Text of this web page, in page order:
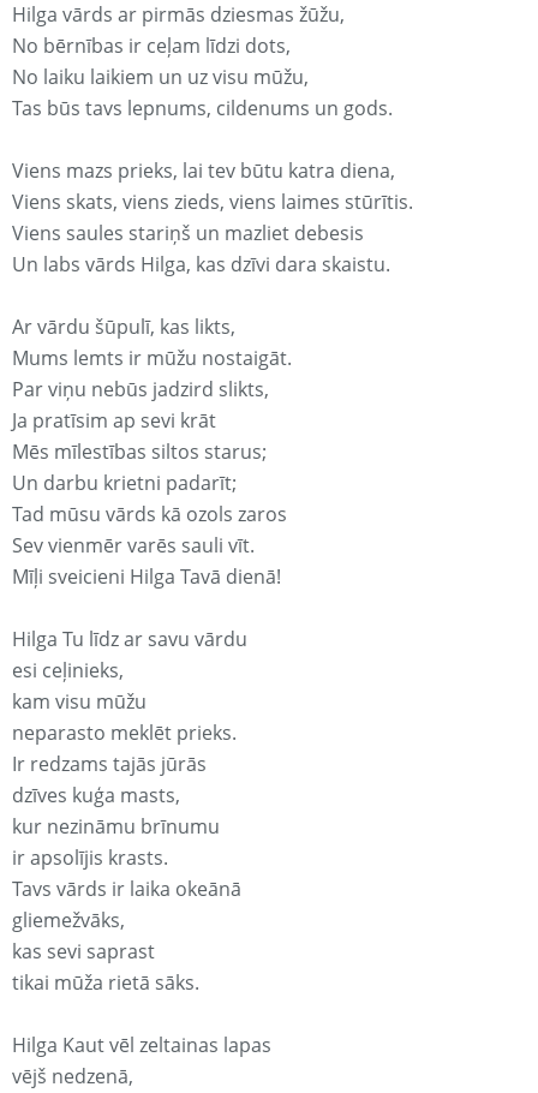
Hilga vārds ar pirmās dziesmas žūžu,
No bērnības ir ceļam līdzi dots,
No laiku laikiem un uz visu mūžu,
Tas būs tavs lepnums, cildenums un gods.
Viens mazs prieks, lai tev būtu katra diena,
Viens skats, viens zieds, viens laimes stūrītis.
Viens saules stariņš un mazliet debesis
Un labs vārds Hilga, kas dzīvi dara skaistu.
Ar vārdu šūpulī, kas likts,
Mums lemts ir mūžu nostaigāt.
Par viņu nebūs jadzird slikts,
Ja pratīsim ap sevi krāt
Mēs mīlestības siltos starus;
Un darbu krietni padarīt;
Tad mūsu vārds kā ozols zaros
Sev vienmēr varēs sauli vīt.
Mīļi sveicieni Hilga Tavā dienā!
Hilga Tu līdz ar savu vārdu
esi ceļinieks,
kam visu mūžu
neparasto meklēt prieks.
Ir redzams tajās jūrās
dzīves kuģa masts,
kur nezināmu brīnumu
ir apsolījis krasts.
Tavs vārds ir laika okeānā
gliemežvāks,
kas sevi saprast
tikai mūža rietā sāks.
Hilga Kaut vēl zeltainas lapas
vējš nedzenā,